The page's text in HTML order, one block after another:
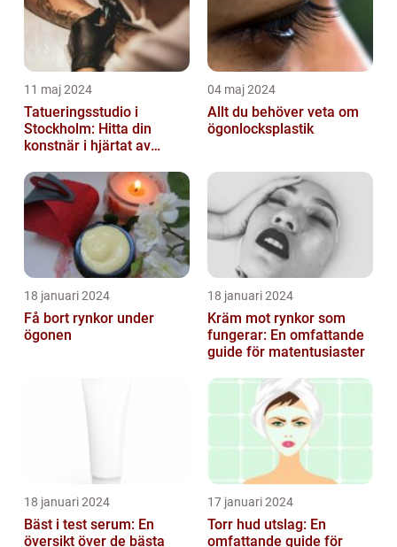
11 maj 2024
Tatueringsstudio i
Stockholm: Hitta din
konstnär i hjärtat av
04 maj 2024
Allt du behöver veta om
ögonlocksplastik
18 januari 2024
Få bort rynkor under
ögonen
18 januari 2024
Kräm mot rynkor som
fungerar: En omfattande
guide för matentusiaster
18 januari 2024
Bäst i test serum: En
översikt över de bästa
17 januari 2024
Torr hud utslag: En
omfattande guide för